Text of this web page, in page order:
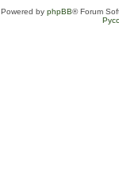
Powered by phpBB® Forum